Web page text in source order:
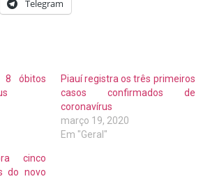
Telegram
8 óbitos
Piauí registra os três primeiros
casos confirmados de
coronavírus
março 19, 2020
Em "Geral"
cinco
do novo